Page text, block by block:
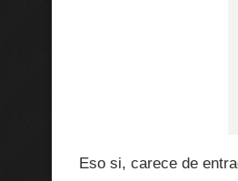
Eso si, carece de